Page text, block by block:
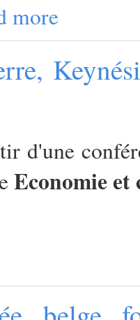
more
d'une
Economie